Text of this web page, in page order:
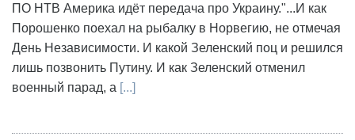
ПО НТВ Америка идёт передача про Украину."...И как
Порошенко поехал на рыбалку в Норвегию, не отмечая
День Независимости. И какой Зеленский поц и решился
лишь позвонить Путину. И как Зеленский отменил
военный парад, а [...]